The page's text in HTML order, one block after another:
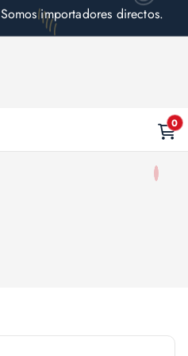
Somos importadores directos.
0